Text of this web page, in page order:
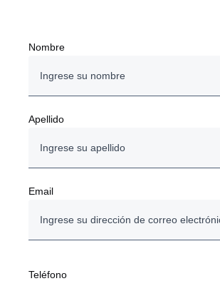
Nombre
Apellido
Email
Teléfono